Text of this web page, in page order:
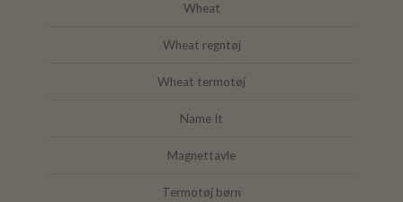
Wheat
Wheat regntøj
Wheat termotøj
Name It
Magnettavle
Termotøj børn